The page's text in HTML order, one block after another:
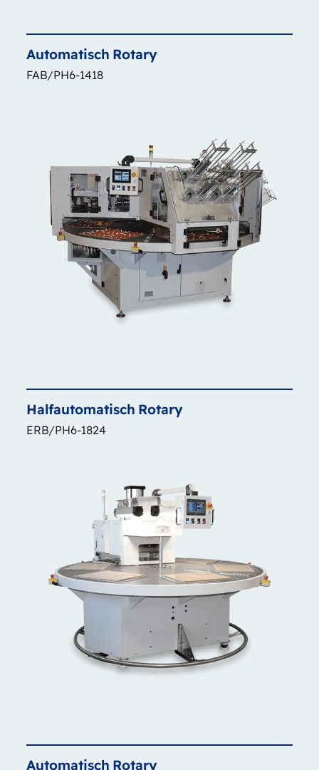
Automatisch Rotary
FAB/PH6-1418
Halfautomatisch Rotary
ERB/PH6-1824
Automatisch Rotary